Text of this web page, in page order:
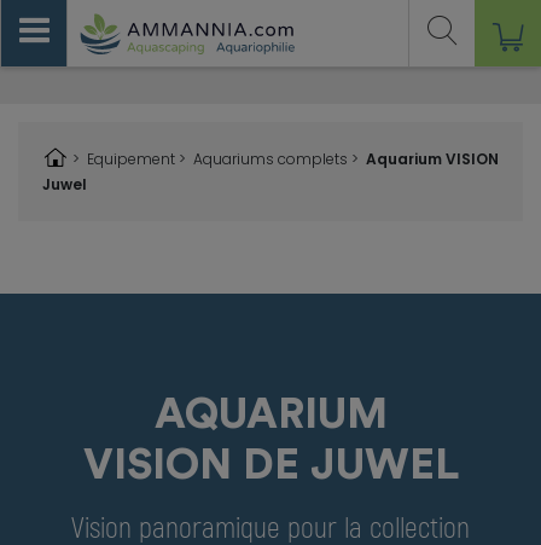
> Equipement > Aquariums complets > Aquarium VISION
Juwel
AQUARIUM
VISION DE JUWEL
Vision panoramique pour la collection